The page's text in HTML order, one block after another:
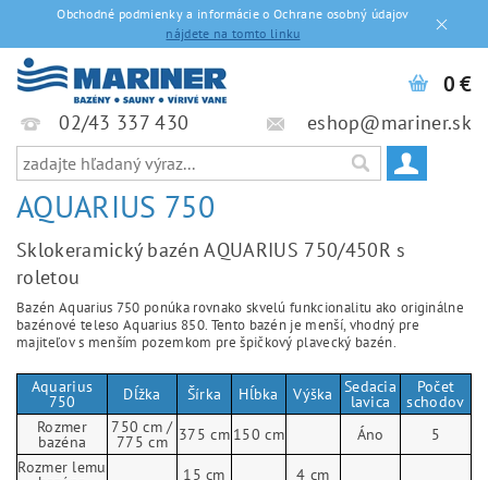
Obchodné podmienky a informácie o Ochrane osobný údajov
nájdete na tomto linku
02/43 337 430 eshop@mariner.sk
0 €
AQUARIUS 750
Sklokeramický bazén AQUARIUS 750/450R s
roletou
Bazén Aquarius 750 ponúka rovnako skvelú funkcionalitu ako originálne
bazénové teleso Aquarius 850. Tento bazén je menší, vhodný pre
majiteľov s menším pozemkom pre špičkový plavecký bazén.
Aquarius
750 Dĺžka Šírka Hĺbka Výška Sedacia
lavica
Počet
schodov
Rozmer
bazéna
750 cm /
775 cm 375 cm 150 cm Áno
5
Rozmer lemu
15 cm 4 cm